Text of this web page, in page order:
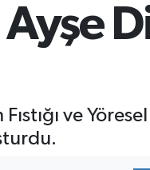
Ayşe
ve